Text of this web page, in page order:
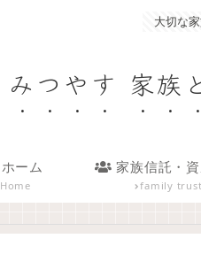
大切な
みつやす 家族
ホーム
Home
家族信託・
family trust